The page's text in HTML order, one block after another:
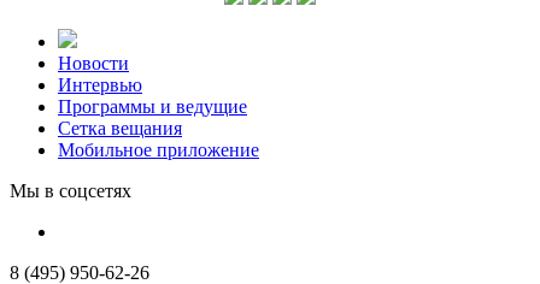
Новости
Интервью
Программы и ведущие
Сетка вещания
Мобильное приложение
Мы в соцсетях
8 (495) 950-62-26